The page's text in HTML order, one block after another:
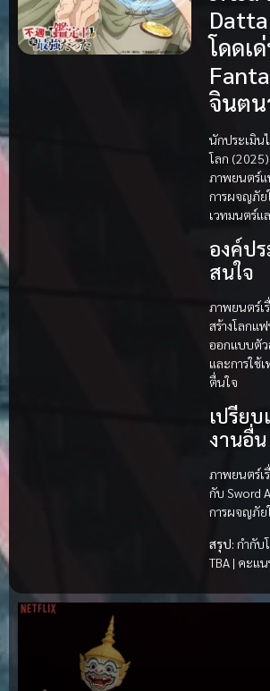
โดดเ
จินตน
นักประเมิน
โลก
ภาพยนตร์แ
การผจญภัย
เวทมนตร์แ
องค์ป
สนใจ
ภาพยนตร์เ
สร้างโลกแ
ออกแบบตั
และการใช้
ตื่นใจ
เปรีย
งานอื่น
ภาพยนตร์เ
กับ Sword
การผจญภัย
สรุป: กำกับ
TBA | คะแ